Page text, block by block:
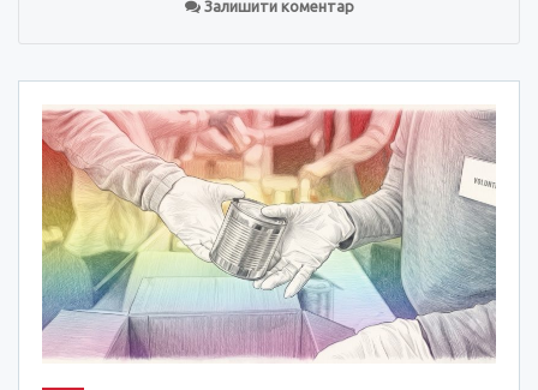
Залишити коментар